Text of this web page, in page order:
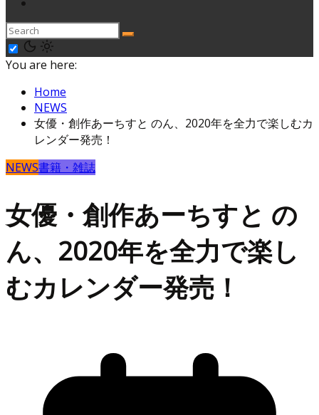
You are here:
Home
NEWS
女優・創作あーちすと のん、2020年を全力で楽しむカ
レンダー発売！
NEWS書籍・雑誌
女優・創作あーちすと の
ん、2020年を全力で楽し
むカレンダー発売！